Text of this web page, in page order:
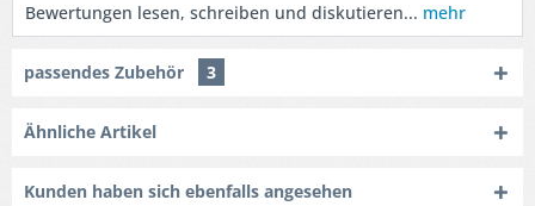
Bewertungen lesen, schreiben und diskutieren... mehr
passendes Zubehör 3
Ähnliche Artikel
Kunden haben sich ebenfalls angesehen